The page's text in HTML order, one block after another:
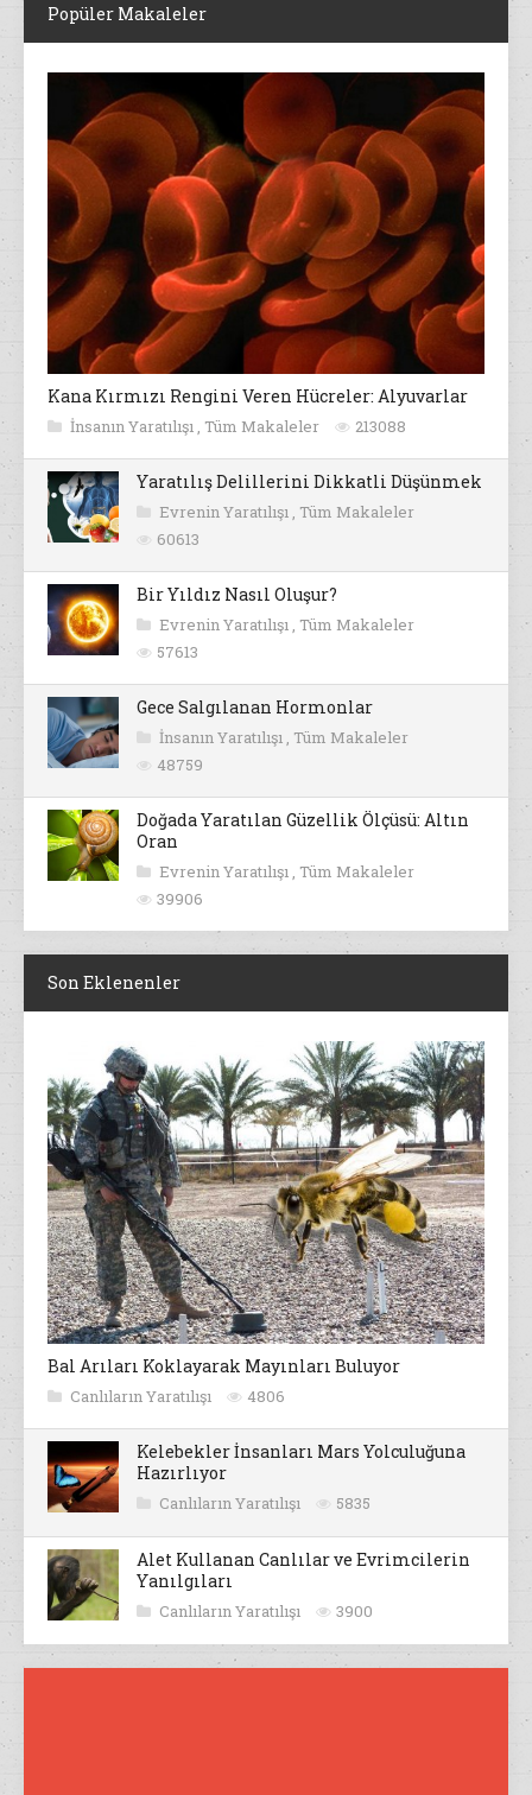
Popüler Makaleler
Kana Kırmızı Rengini Veren Hücreler: Alyuvarlar
İnsanın Yaratılışı , Tüm Makaleler 213088
Yaratılış Delillerini Dikkatli Düşünmek
Evrenin Yaratılışı , Tüm Makaleler
60613
Bir Yıldız Nasıl Oluşur?
Evrenin Yaratılışı , Tüm Makaleler
57613
Gece Salgılanan Hormonlar
İnsanın Yaratılışı , Tüm Makaleler
48759
Doğada Yaratılan Güzellik Ölçüsü: Altın
Oran
Evrenin Yaratılışı , Tüm Makaleler
39906
Son Eklenenler
Bal Arıları Koklayarak Mayınları Buluyor
Canlıların Yaratılışı 4806
Kelebekler İnsanları Mars Yolculuğuna
Hazırlıyor
Canlıların Yaratılışı 5835
Alet Kullanan Canlılar ve Evrimcilerin
Yanılgıları
Canlıların Yaratılışı 3900